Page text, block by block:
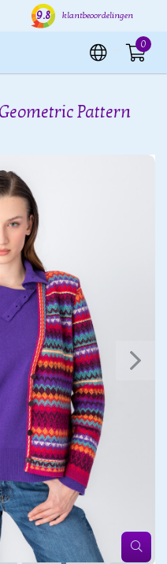
binnen 24 uur
9.8 klantbeoordelingen
0
Pattern